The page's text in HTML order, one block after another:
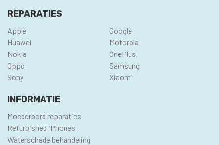
REPARATIES
Apple
Google
Huawei
Motorola
Nokia
OnePlus
Oppo
Samsung
Sony
Xiaomi
INFORMATIE
Moederbord reparaties
Refurbished iPhones
Waterschade behandeling